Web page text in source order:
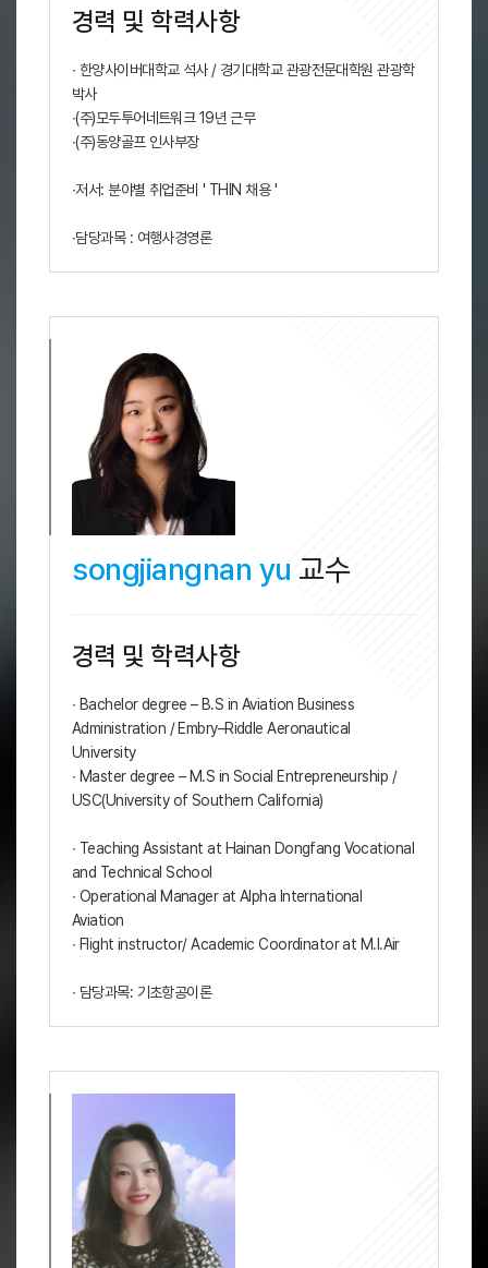
경력 및 학력사항
∙ 한양사이버대학교 석사 / 경기대학교 관광전문대학원 관광학
박사
∙(주)모두투어네트워크 19년 근무
∙(주)동양골프 인사부장
∙저서: 분야별 취업준비 ' THIN 채용 '
∙담당과목 : 여행사경영론
songjiangnan yu 교수
경력 및 학력사항
∙ Bachelor degree – B.S in Aviation Business
Administration / Embry–Riddle Aeronautical
University
∙ Master degree – M.S in Social Entrepreneurship /
USC(University of Southern California)
∙ Teaching Assistant at Hainan Dongfang Vocational
and Technical School
∙ Operational Manager at Alpha International
Aviation
∙ Flight instructor/ Academic Coordinator at M.I.Air
∙ 담당과목: 기초항공이론